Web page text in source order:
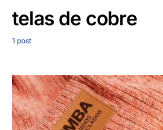
telas de cobre
1 post